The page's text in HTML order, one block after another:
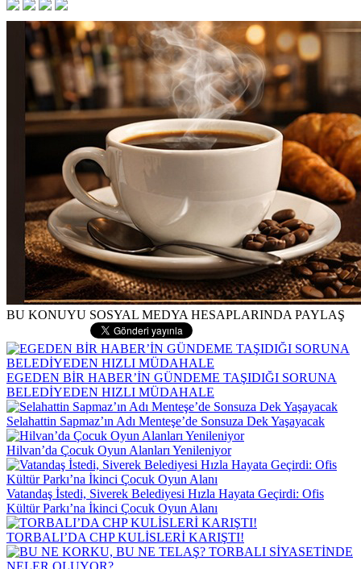
BU KONUYU SOSYAL MEDYA HESAPLARINDA PAYLAŞ
EGEDEN BİR HABER’İN GÜNDEME TAŞIDIĞI SORUNA
BELEDİYEDEN HIZLI MÜDAHALE
Selahattin Sapmaz’ın Adı Menteşe’de Sonsuza Dek Yaşayacak
Hilvan’da Çocuk Oyun Alanları Yenileniyor
Vatandaş İstedi, Siverek Belediyesi Hızla Hayata Geçirdi: Ofis
Kültür Parkı’na İkinci Çocuk Oyun Alanı
TORBALI’DA CHP KULİSLERİ KARIŞTI!